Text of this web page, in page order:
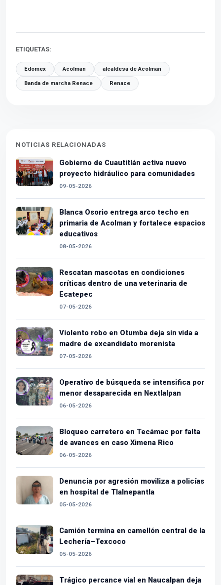
ETIQUETAS:
Edomex Acolman alcaldesa de Acolman
Banda de marcha Renace Renace
NOTICIAS RELACIONADAS
Gobierno de Cuautitlán activa nuevo
proyecto hidráulico para comunidades
09-05-2026
Blanca Osorio entrega arco techo en
primaria de Acolman y fortalece espacios
educativos
08-05-2026
Rescatan mascotas en condiciones
críticas dentro de una veterinaria de
Ecatepec
07-05-2026
Violento robo en Otumba deja sin vida a
madre de excandidato morenista
07-05-2026
Operativo de búsqueda se intensifica por
menor desaparecida en Nextlalpan
06-05-2026
Bloqueo carretero en Tecámac por falta
de avances en caso Ximena Rico
06-05-2026
Denuncia por agresión moviliza a policías
en hospital de Tlalnepantla
05-05-2026
Camión termina en camellón central de la
Lechería–Texcoco
05-05-2026
Trágico percance vial en Naucalpan deja